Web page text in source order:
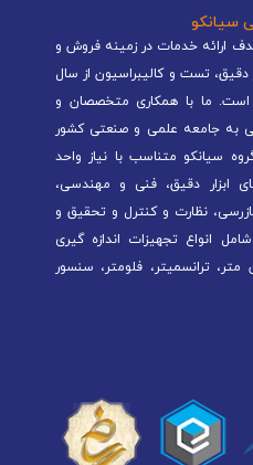
سیانکو
ارائه خدمات در زمینه فروش و
دقیق، تست و کالیبراسیون از سال
است. ما با همکاری متخصصان و
به جامعه علمی و صنعتی کشور
سیانکو متناسب با نیاز واحد
ابزار دقیق، فنی و مهندسی،
نظارت و کنترل و تحقیق و
انواع تجهیزات اندازه گیری
ترانسمیتر، فلومتر، سنسور